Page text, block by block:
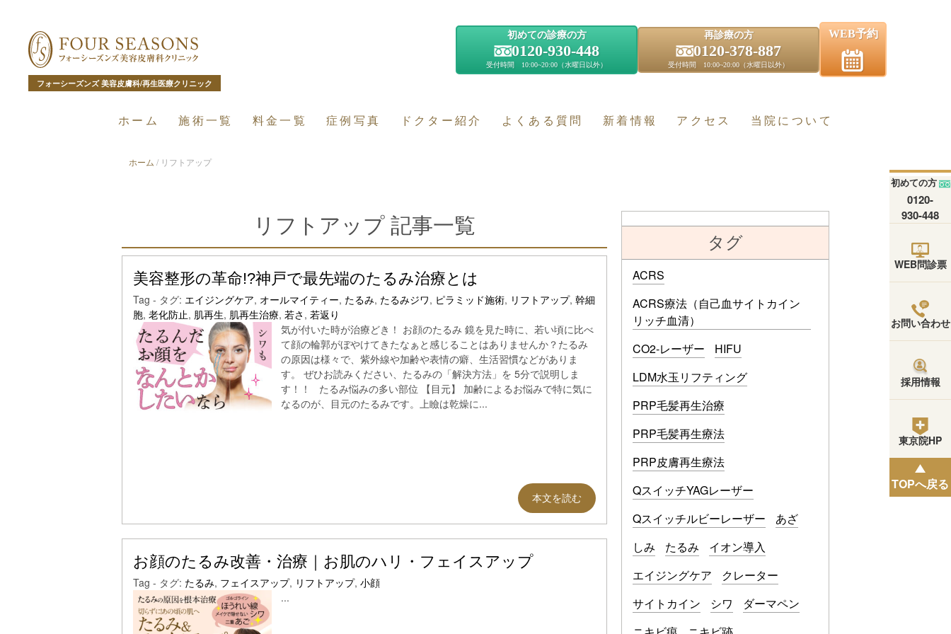
フォーシーズンズ 美容皮膚科/再生医療クリニック
初めての診療の方
0120-930-448
受付時間 10:00~20:00（水曜日以外）
再診療の方
0120-378-887
受付時間 10:00~20:00（水曜日以外）
WEB予約
初めての方
0120-
930-448
WEB問診票
お問い合わせ
採用情報
東京院HP
TOPへ戻る
ホーム 施術一覧 料金一覧 症例写真 ドクター紹介 よくある質問 新着情報 アクセス 当院について
ホーム / リフトアップ
リフトアップ 記事一覧
美容整形の革命!?神戸で最先端のたるみ治療とは
Tag - タグ: エイジングケア, オールマイティー, たるみ, たるみジワ, ピラミッド施術, リフトアップ, 幹細
胞, 老化防止, 肌再生, 肌再生治療, 若さ , 若返り
気が付いた時が治療どき！ お顔のたるみ 鏡を見た時に、若い頃に比べ
て顔の輪郭がぼやけてきたなぁと感じることはありませんか？たるみ
の原因は様々で、紫外線や加齢や表情の癖、生活習慣などがありま
す。 ぜひお読みください、たるみの「解決方法」を 5分で説明しま
す！！ たるみ悩みの多い部位 【目元】 加齢によるお悩みで特に気に
なるのが、目元のたるみです。上瞼は乾燥に...
本文を読む
お顔のたるみ改善・治療｜お肌のハリ・フェイスアップ
Tag - タグ: たるみ, フェイスアップ, リフトアップ, 小顔
...
タグ
ACRS
ACRS療法（自己血サイトカイン
リッチ血清）
CO2-レーザー
HIFU
LDM水玉リフティング
PRP毛髪再生治療
PRP毛髪再生療法
PRP皮膚再生療法
QスイッチYAGレーザー
Qスイッチルビーレーザー
あざ
しみ
たるみ
イオン導入
エイジングケア
クレーター
サイトカイン
シワ
ダーマペン